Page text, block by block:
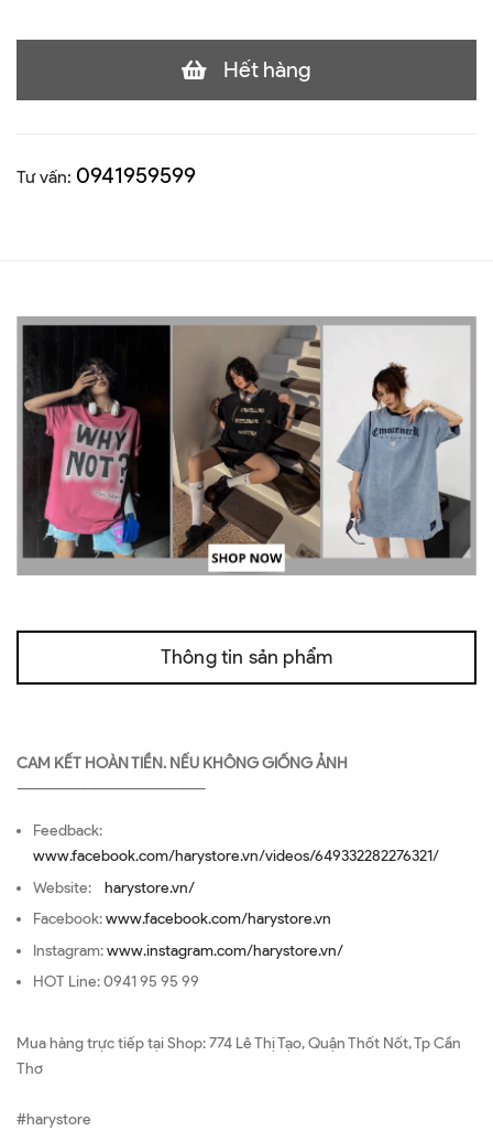
Hết hàng
Tư vấn: 0941959599
Thông tin sản phẩm
CAM KẾT HOÀN TIỀN. NẾU KHÔNG GIỐNG ẢNH
—————————————————
Feedback:
www.facebook.com/harystore.vn/videos/649332282276321/
Website: harystore.vn/
Facebook:www.facebook.com/harystore.vn
Instagram:www.instagram.com/harystore.vn/
HOT Line: 0941 95 95 99
Mua hàng trực tiếp tại Shop: 774 Lê Thị Tạo, Quận Thốt Nốt, Tp Cần
Thơ
#harystore